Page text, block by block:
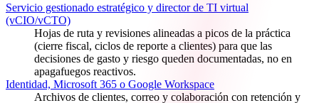
Servicio gestionado estratégico y director de TI virtual
(vCIO/vCTO)
Hojas de ruta y revisiones alineadas a picos de la práctica
(cierre fiscal, ciclos de reporte a clientes) para que las
decisiones de gasto y riesgo queden documentadas, no en
apagafuegos reactivos.
Identidad, Microsoft 365 o Google Workspace
Archivos de clientes, correo y colaboración con retención y